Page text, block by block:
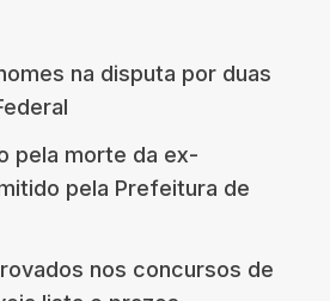
na disputa por duas
pela morte da ex-
pela Prefeitura de
nos concursos de